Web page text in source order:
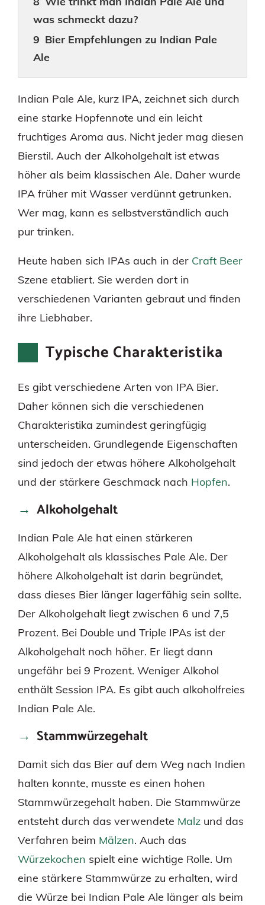
was schmeckt dazu?
Bier Empfehlungen zu Indian Pale
Ale
Indian Pale Ale, kurz IPA, zeichnet sich durch
eine starke Hopfennote und ein leicht
fruchtiges Aroma aus. Nicht jeder mag diesen
Bierstil. Auch der Alkoholgehalt ist etwas
höher als beim klassischen Ale. Daher wurde
IPA früher mit Wasser verdünnt getrunken.
Wer mag, kann es selbstverständlich auch
pur trinken.
Heute haben sich IPAs auch in der Craft Beer
Szene etabliert. Sie werden dort in
verschiedenen Varianten gebraut und finden
ihre Liebhaber.
Typische Charakteristika
Es gibt verschiedene Arten von IPA Bier.
Daher können sich die verschiedenen
Charakteristika zumindest geringfügig
unterscheiden. Grundlegende Eigenschaften
sind jedoch der etwas höhere Alkoholgehalt
und der stärkere Geschmack nach Hopfen.
Alkoholgehalt
Indian Pale Ale hat einen stärkeren
Alkoholgehalt als klassisches Pale Ale. Der
höhere Alkoholgehalt ist darin begründet,
dass dieses Bier länger lagerfähig sein sollte.
Der Alkoholgehalt liegt zwischen 6 und 7,5
Prozent. Bei Double und Triple IPAs ist der
Alkoholgehalt noch höher. Er liegt dann
ungefähr bei 9 Prozent. Weniger Alkohol
enthält Session IPA. Es gibt auch alkoholfreies
Indian Pale Ale.
Stammwürzegehalt
Damit sich das Bier auf dem Weg nach Indien
halten konnte, musste es einen hohen
Stammwürzegehalt haben. Die Stammwürze
entsteht durch das verwendete Malz und das
Verfahren beim Mälzen. Auch das
Würzekochen spielt eine wichtige Rolle. Um
eine stärkere Stammwürze zu erhalten, wird
die Würze bei Indian Pale Ale länger als beim